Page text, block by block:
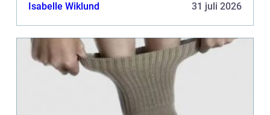
Isabelle Wiklund 31 juli 2026